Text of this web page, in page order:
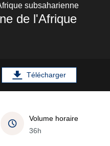
subsaharienne
de l'Afrique
Télécharger
Volume horaire
36h